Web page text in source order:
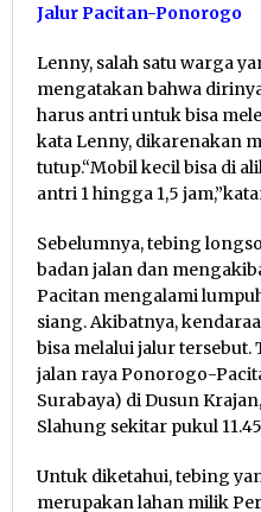
Jalur Pacitan-Ponorogo
Lenny, salah satu warga
mengatakan bahwa
harus antri untuk bisa
kata Lenny, dikarenakan
tutup.“Mobil kecil bisa di
antri 1 hingga 1,5
Sebelumnya, tebing
badan jalan dan
Pacitan mengalami
siang. Akibatnya,
bisa melalui jalur
jalan raya Ponorogo-
Surabaya) di Dusun
Slahung sekitar pukul
Untuk diketahui, tebing
merupakan lahan milik